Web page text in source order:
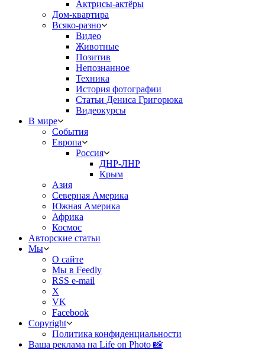
Актрисы-актёры
Дом-квартира
Всяко-разно
Видео
Животные
Позитив
Непознанное
Техника
История фотографии
Статьи Дениса Григорюка
Видеокурсы
В мире
События
Европа
Россия
ДНР-ЛНР
Крым
Азия
Северная Америка
Южная Америка
Африка
Космос
Авторские статьи
Мы
О сайте
Мы в Feedly
RSS e-mail
X
VK
Facebook
Copyright
Политика конфиденциальности
Ваша реклама на Life on Photo 📸